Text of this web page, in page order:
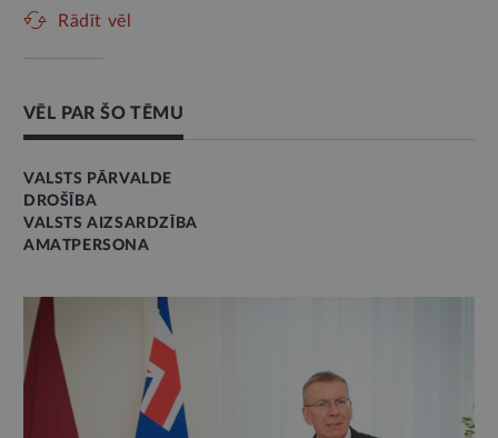
Rādīt vēl
VĒL PAR ŠO TĒMU
VALSTS PĀRVALDE
DROŠĪBA
VALSTS AIZSARDZĪBA
AMATPERSONA